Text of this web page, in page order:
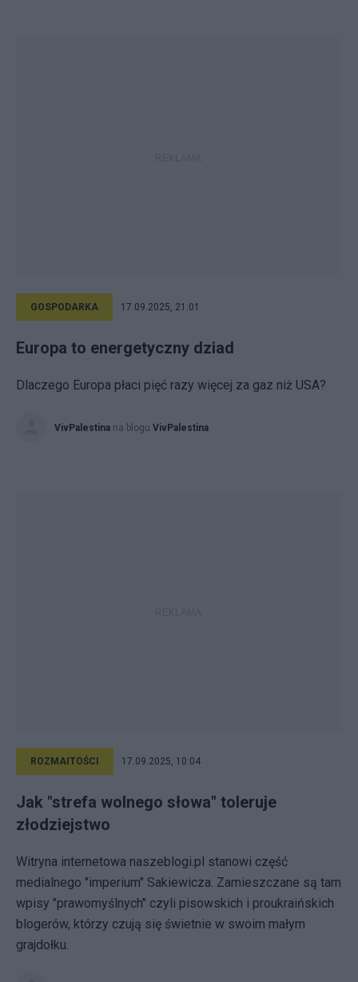
GOSPODARKA 17.09.2025, 21:01
Europa to energetyczny dziad
Dlaczego Europa płaci pięć razy więcej za gaz niż USA?
VivPalestina na blogu VivPalestina
ROZMAITOŚCI 17.09.2025, 10:04
Jak "strefa wolnego słowa" toleruje
złodziejstwo
Witryna internetowa naszeblogi.pl stanowi część
medialnego "imperium" Sakiewicza. Zamieszczane są tam
wpisy "prawomyślnych" czyli pisowskich i proukraińskich
blogerów, którzy czują się świetnie w swoim małym
grajdołku.